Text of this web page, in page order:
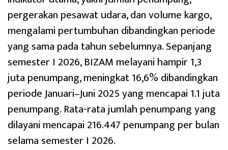
pergerakan pesawat udara, dan volume kargo,
mengalami pertumbuhan dibandingkan periode
yang sama pada tahun sebelumnya. Sepanjang
semester I 2026, BIZAM melayani hampir 1,3
juta penumpang, meningkat 16,6% dibandingkan
periode Januari–Juni 2025 yang mencapai 1.1 juta
penumpang. Rata-rata jumlah penumpang yang
dilayani mencapai 216.447 penumpang per bulan
selama semester I 2026.